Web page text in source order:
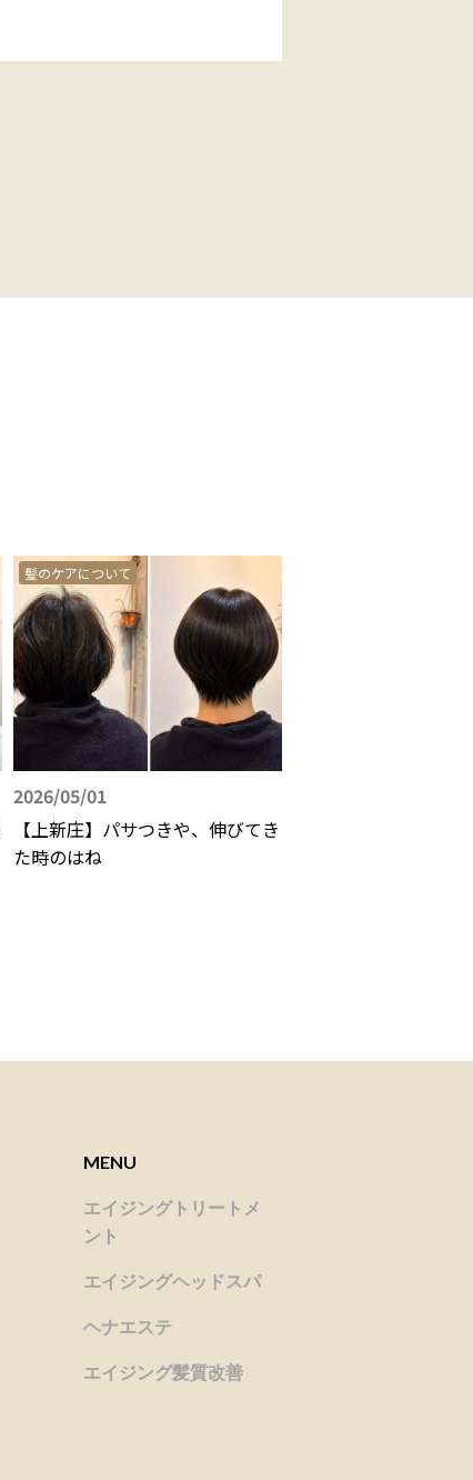
髪のケアについて
2026/05/01
【上新庄】パサつきや、伸びてき
た時のはね
MENU
エイジングトリートメ
ント
エイジングヘッドスパ
ヘナエステ
エイジング髪質改善